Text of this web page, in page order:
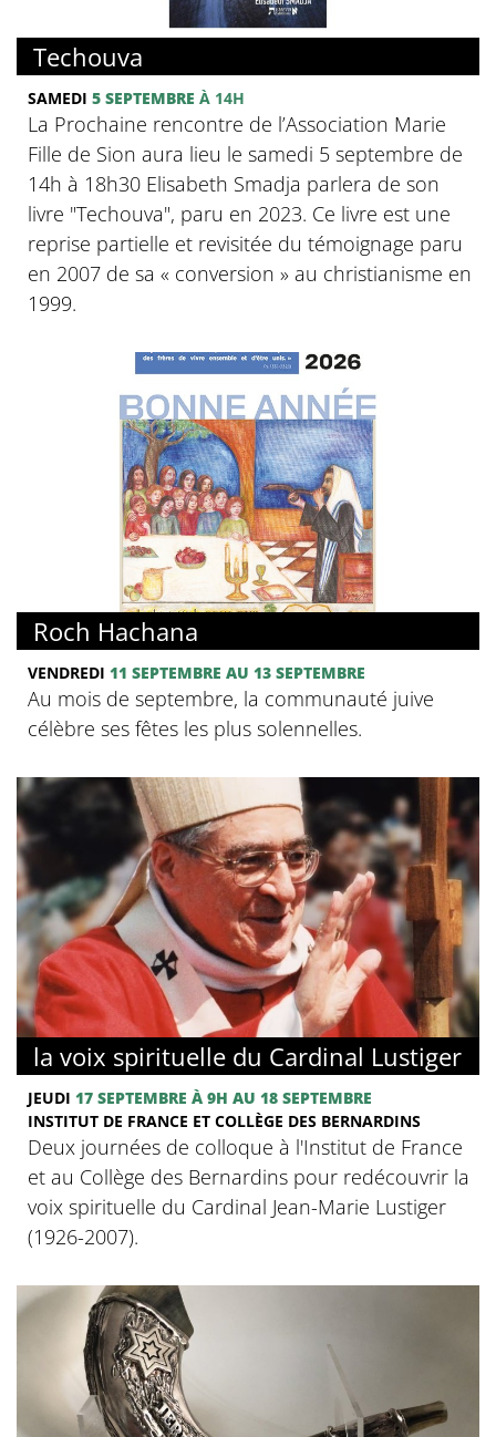
Techouva
SAMEDI 5 SEPTEMBRE À 14H
La Prochaine rencontre de l’Association Marie
Fille de Sion aura lieu le samedi 5 septembre de
14h à 18h30 Elisabeth Smadja parlera de son
livre "Techouva", paru en 2023. Ce livre est une
reprise partielle et revisitée du témoignage paru
en 2007 de sa « conversion » au christianisme en
1999.
Roch Hachana
VENDREDI 11 SEPTEMBRE AU 13 SEPTEMBRE
Au mois de septembre, la communauté juive
célèbre ses fêtes les plus solennelles.
la voix spirituelle du Cardinal Lustiger
JEUDI 17 SEPTEMBRE À 9H AU 18 SEPTEMBRE
INSTITUT DE FRANCE ET COLLÈGE DES BERNARDINS
Deux journées de colloque à l'Institut de France
et au Collège des Bernardins pour redécouvrir la
voix spirituelle du Cardinal Jean-Marie Lustiger
(1926-2007).